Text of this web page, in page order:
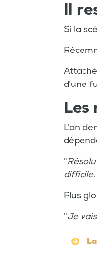
Il
Si la
d’une
Les
L'an
"
Plus
"Je